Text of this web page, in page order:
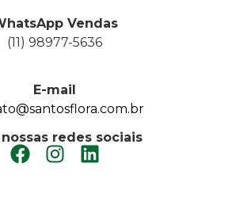
Vendas
(11) 98977-5636
E-mail
redes sociais